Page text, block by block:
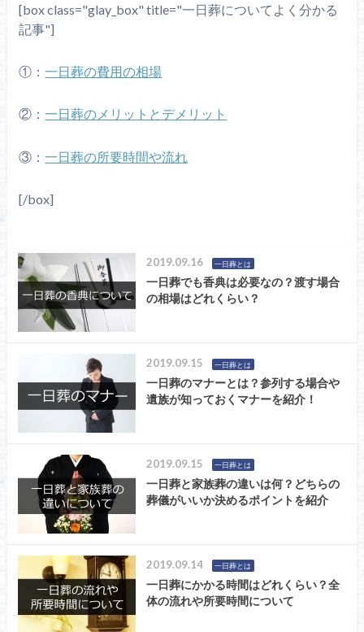
[box class="glay_box" title="一日葬についてよく分かる
記事"]
①：一日葬の費用の相場
②：一日葬のメリットとデメリット
③：一日葬の所要時間や流れ
[/box]
2019.09.16 一日葬とは
一日葬でも香典は必要なの？渡す場合
の相場はどれくらい？
2019.09.15 一日葬とは
一日葬のマナーとは？参列する場合や
遺族が知っておくマナーを紹介！
2019.09.15 一日葬とは
一日葬と家族葬の違いは何？どちらの
葬儀がいいか決めるポイントを紹介
2019.09.14 一日葬とは
一日葬にかかる時間はどれくらい？全
体の流れや所要時間について